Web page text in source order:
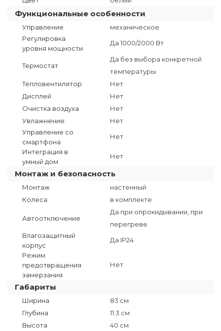
Функциональные особенности
Управление
механическое
Регулировка
уровня мощности
Да 1000/2000 Вт
Термостат
Да без выбора конкретной
температуры
Тепловентилятор
Нет
Дисплей
Нет
Очистка воздуха
Нет
Увлажнение
Нет
Управление со
смартфона
Нет
Интеграция в
умный дом
Нет
Монтаж и безопасность
Монтаж
настенный
Колеса
в комплекте
Автоотключение
Да при опрокидывании, при
перегреве
Влагозащитный
корпус
Да IP24
Режим
предотвращения
замерзания
Нет
Габариты
Ширина
83 см
Глубина
11.3 см
Высота
40 см